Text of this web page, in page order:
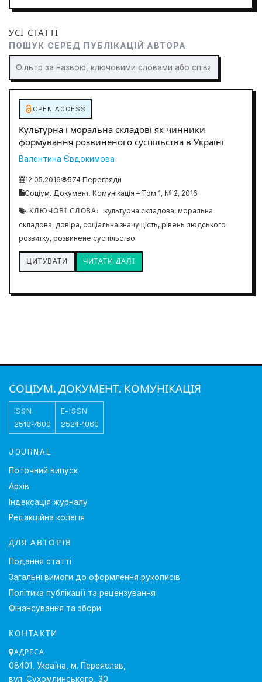
УСІ СТАТТІ
ПОШУК СЕРЕД ПУБЛІКАЦІЙ АВТОРА
OPEN ACCESS
Культурна і моральна складові як чинники
формування розвиненого суспільства в Україні
Валентина Євдокимова
12.05.2016
574 Перегляди
Соціум. Документ. Комунікація – Том 1, № 2, 2016
КЛЮЧОВІ СЛОВА:
культурна складова, моральна
складова, довіра, соціальна значущість, рівень людського
розвитку, розвинене суспільство
ЦИТУВАТИ ЧИТАТИ ДАЛІ
СОЦІУМ. ДОКУМЕНТ. КОМУНІКАЦІЯ
ISSN
2518-7600
E-ISSN
2524-1060
JOURNAL
Поточний випуск
Архів
Індексація журналу
Редакційна колегія
ДЛЯ АВТОРІВ
Подання статті
Загальні вимоги до оформлення рукописів
Політика публікації та рецензування
Фінансування та збори
КОНТАКТИ
АДРЕСА
08401, Україна, м. Переяслав,
вул. Сухомлинського, 30